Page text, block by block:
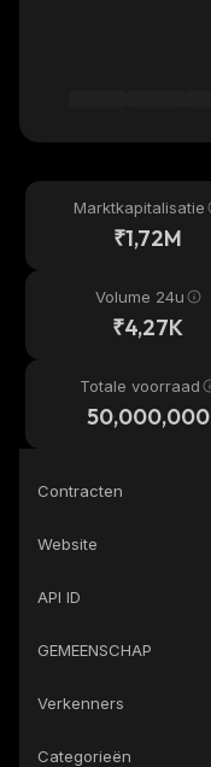
Marktkapitalisatie
₹1,72M
Volume 24u
₹4,27K
Totale voorraad
50,000,000
Contracten
Website
API ID
GEMEENSCHAP
Verkenners
Categorieën